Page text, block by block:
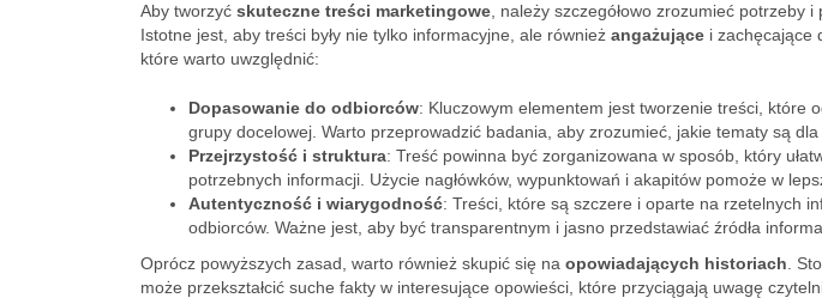
Aby tworzyć skuteczne treści marketingowe , należy szczegółowo zrozumieć potrzeby
Istotne jest, aby treści były nie tylko informacyjne, ale również angażujące i zachęcające
które warto uwzględnić:
Dopasowanie do odbiorców: Kluczowym elementem jest tworzenie treści, które
grupy docelowej. Warto przeprowadzić badania, aby zrozumieć, jakie tematy są dla
Przejrzystość i struktura: Treść powinna być zorganizowana w sposób, który
potrzebnych informacji. Użycie nagłówków, wypunktowań i akapitów pomoże w
Autentyczność i wiarygodność: Treści, które są szczere i oparte na rzetelnych
odbiorców. Ważne jest, aby być transparentnym i jasno przedstawiać źródła
Oprócz powyższych zasad, warto również skupić się na opowiadających historiach .
może przekształcić suche fakty w interesujące opowieści, które przyciągają uwagę